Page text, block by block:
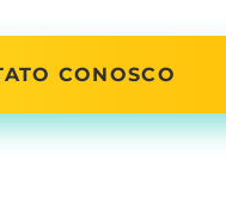
CONOSCO